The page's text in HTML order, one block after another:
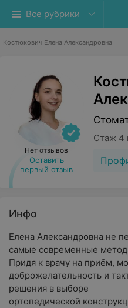
Все рубрики
Костюкович Елена Александровна
Нет отзывов
Оставить
первый отзыв
Стаж 4
Инфо
Елена Александровна не
самые современные
Придя к врачу на приём,
доброжелательность и
решения в выборе
ортопедической